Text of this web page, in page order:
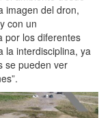
imagen del dron,
con un
por los diferentes
la interdisciplina, ya
se pueden ver